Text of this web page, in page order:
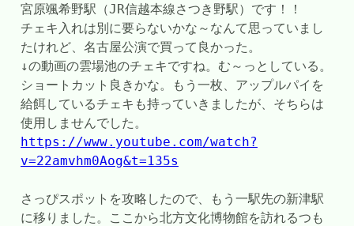
宮原颯希野駅（JR信越本線さつき野駅）です！！
チェキ入れは別に要らないかな～なんて思っていまし
たけれど、名古屋公演で買って良かった。
↓の動画の雲場池のチェキですね。む～っとしている。
ショートカット良きかな。もう一枚、アップルパイを
給餌しているチェキも持っていきましたが、そちらは
使用しませんでした。
https://www.youtube.com/watch?
v=22amvhm0Aog&t=135s
さっぴスポットを攻略したので、もう一駅先の新津駅
に移りました。ここから北方文化博物館を訪れるつも